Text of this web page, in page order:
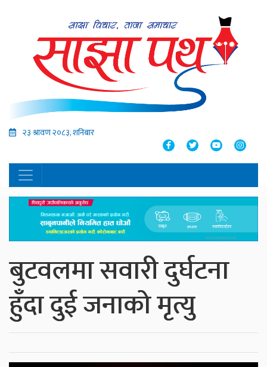
२३ श्रावण २०८३, शनिबार
बुटवलमा सवारी दुर्घटना
हुँदा दुई जनाको मृत्यु